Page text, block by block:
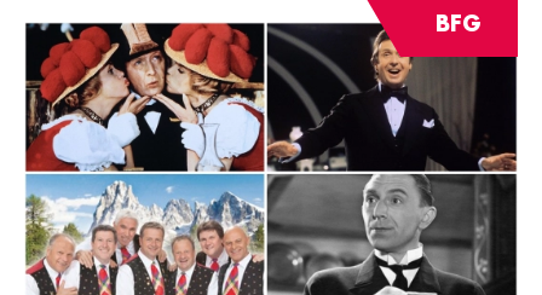
BFG